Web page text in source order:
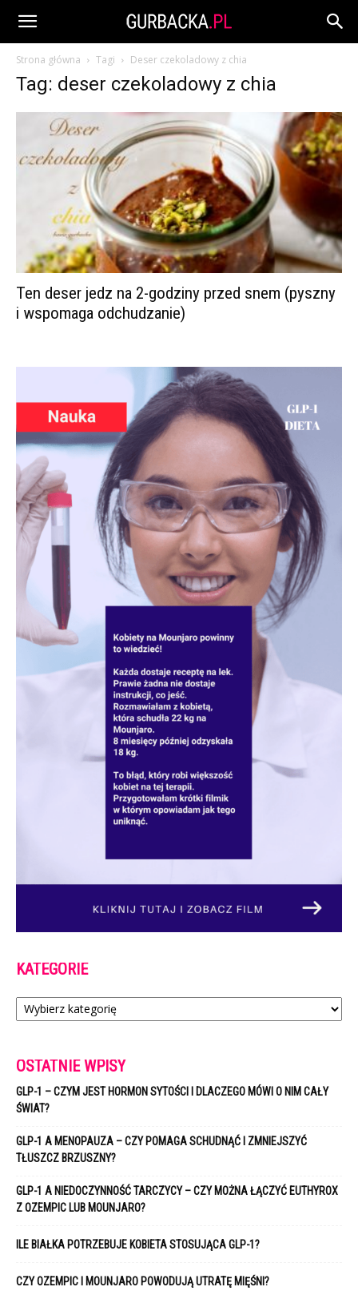
Strona główna Tagi Deser czekoladowy z chia
Tag: deser czekoladowy z chia
Ten deser jedz na 2-godziny przed snem (pyszny
i wspomaga odchudzanie)
KATEGORIE
Kategorie
OSTATNIE WPISY
GLP-1 – CZYM JEST HORMON SYTOŚCI I DLACZEGO MÓWI O NIM CAŁY
ŚWIAT?
GLP-1 A MENOPAUZA – CZY POMAGA SCHUDNĄĆ I ZMNIEJSZYĆ
TŁUSZCZ BRZUSZNY?
GLP-1 A NIEDOCZYNNOŚĆ TARCZYCY – CZY MOŻNA ŁĄCZYĆ EUTHYROX
Z OZEMPIC LUB MOUNJARO?
ILE BIAŁKA POTRZEBUJE KOBIETA STOSUJĄCA GLP-1?
CZY OZEMPIC I MOUNJARO POWODUJĄ UTRATĘ MIĘŚNI?